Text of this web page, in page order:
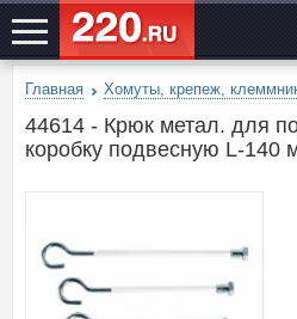
ЭЛЕКТРОСАЙТ№1
Главная Хомуты, крепеж,
44614 - Крюк метал. для
коробку подвесную L-140